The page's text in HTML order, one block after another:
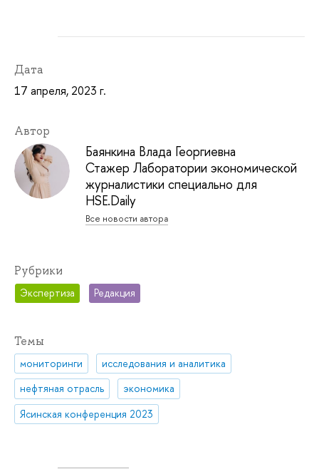
Дата
17 апреля, 2023 г.
Автор
Баянкина Влада Георгиевна
Стажер Лаборатории экономической
журналистики специально для
HSE.Daily
Все новости автора
Рубрики
Экспертиза Редакция
Темы
мониторинги
исследования и аналитика
нефтяная отрасль
экономика
Ясинская конференция 2023